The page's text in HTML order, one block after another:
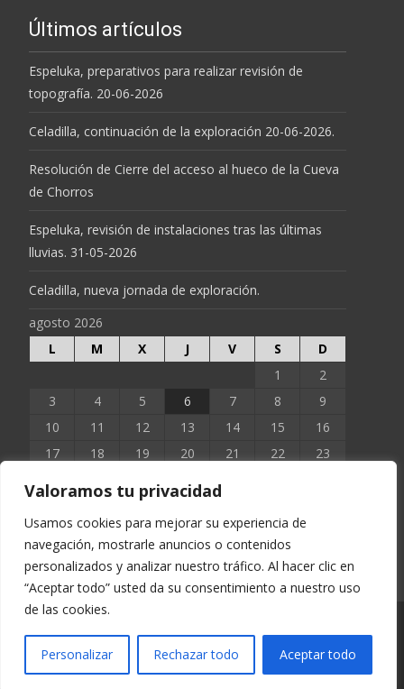
Valoramos tu privacidad
Usamos cookies para mejorar su experiencia de
navegación, mostrarle anuncios o contenidos
personalizados y analizar nuestro tráfico. Al hacer clic en
“Aceptar todo” usted da su consentimiento a nuestro uso
de las cookies.
Personalizar Rechazar todo Aceptar todo
Últimos artículos
Espeluka, preparativos para realizar revisión de
topografía. 20-06-2026
Celadilla, continuación de la exploración 20-06-2026.
Resolución de Cierre del acceso al hueco de la Cueva
de Chorros
Espeluka, revisión de instalaciones tras las últimas
lluvias. 31-05-2026
Celadilla, nueva jornada de exploración.
agosto 2026
L
M X J V S
D
1
2
3
4 5 6 7 8
9
10
11 12 13 14 15
16
17
18 19 20 21 22
23
« Jun
Copyright © EXTOPOCIEN 2023
Funciona con WordPress, temai-excelpor TemplatesNext.